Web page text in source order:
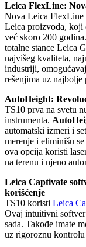
Leica FlexLine:
Nova Leica FlexLine
Leica proizvoda, koji
već skoro 200
totalne stance Leica
najvišeg kvaliteta,
industriji,
rešenjima uz najbolje
AutoHeight:
TS10 prva na svetu
instrumenta.
automatski izmeri i
merenje i eliminišu
ova opcija koristi
na terenu i njeno
Leica Captivate
korišćenje
TS10 koristi Leica
Ovaj intuitivni softver
sada. Takođe imate
uz rigoroznu